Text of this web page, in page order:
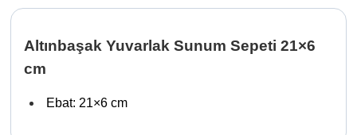
Altınbaşak Yuvarlak Sunum Sepeti 21×6
cm
Ebat: 21×6 cm